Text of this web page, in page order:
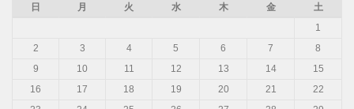
日
月 火 水 木 金
土
1
2
3 4 5 6 7
8
9
10 11 12 13 14
15
16
17 18 19 20 21
22